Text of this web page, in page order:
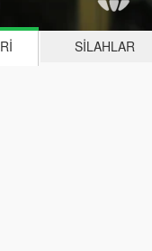
SILAHLAR